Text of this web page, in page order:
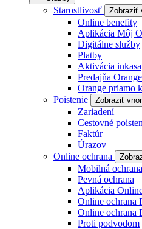
Starostlivosť Zobraziť
Online benefity
Aplikácia Môj
Digitálne služby
Platby
Aktivácia inkasa
Predajňa Orange
Orange priamo
Poistenie
Zobraziť
Zariadení
Cestovné
Faktúr
Úrazov
Online ochrana
Mobilná ochrana
Pevná ochrana
Aplikácia
Online ochrana
Online ochrana
Proti podvodom